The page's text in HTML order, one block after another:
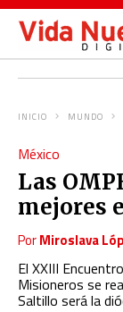
INICIO MUNDO
México
Las
mejores
PorMiroslava
El XXIII
Misioneros se
Saltillo será la